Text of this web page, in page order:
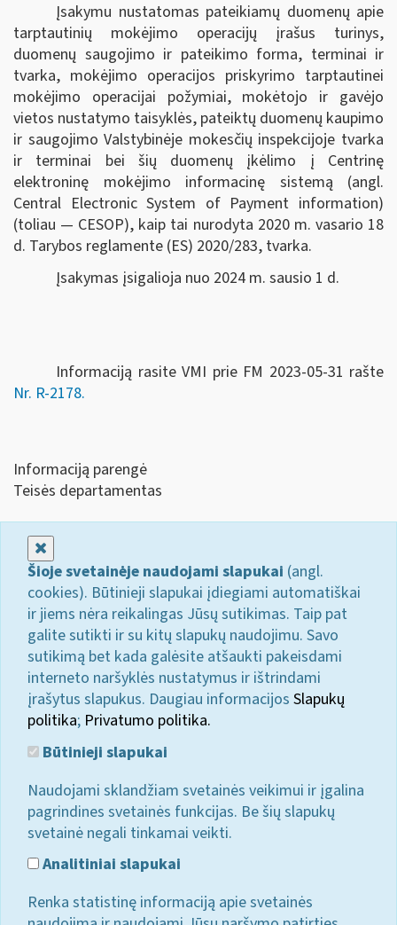
Įsakymu nustatomas pateikiamų duomenų apie
tarptautinių mokėjimo operacijų įrašus turinys,
duomenų saugojimo ir pateikimo forma, terminai ir
tvarka, mokėjimo operacijos priskyrimo tarptautinei
mokėjimo operacijai požymiai, mokėtojo ir gavėjo
vietos nustatymo taisyklės, pateiktų duomenų kaupimo
ir saugojimo Valstybinėje mokesčių inspekcijoje tvarka
ir terminai bei šių duomenų įkėlimo į Centrinę
elektroninę mokėjimo informacinę sistemą (angl.
Central Electronic System of Payment information)
(toliau — CESOP), kaip tai nurodyta 2020 m. vasario 18
d. Tarybos reglamente (ES) 2020/283, tvarka.
Įsakymas įsigalioja nuo 2024 m. sausio 1 d.
Informaciją rasite VMI prie FM 2023-05-31 rašte
Nr. R-2178.
Informaciją parengė
Teisės departamentas
Šioje svetainėje naudojami slapukai (angl.
cookies). Būtinieji slapukai įdiegiami automatiškai
ir jiems nėra reikalingas Jūsų sutikimas. Taip pat
galite sutikti ir su kitų slapukų naudojimu. Savo
sutikimą bet kada galėsite atšaukti pakeisdami
interneto naršyklės nustatymus ir ištrindami
įrašytus slapukus. Daugiau informacijos Slapukų
politika; Privatumo politika.
Būtinieji slapukai
Naudojami sklandžiam svetainės veikimui ir įgalina
pagrindines svetainės funkcijas. Be šių slapukų
svetainė negali tinkamai veikti.
Analitiniai slapukai
Renka statistinę informaciją apie svetainės